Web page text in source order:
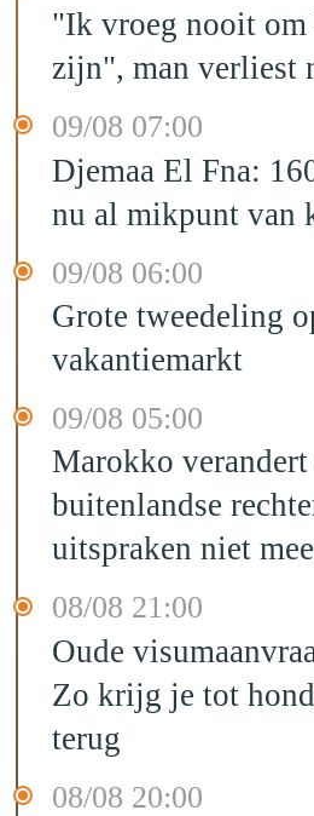
"Ik vroeg nooit om
zijn", man verliest
09/08 07:00
Djemaa El Fna:
nu al mikpunt van
09/08 06:00
Grote tweedeling
vakantiemarkt
09/08 05:00
Marokko verandert
buitenlandse
uitspraken niet
08/08 21:00
Oude
Zo krijg je tot
terug
08/08 20:00